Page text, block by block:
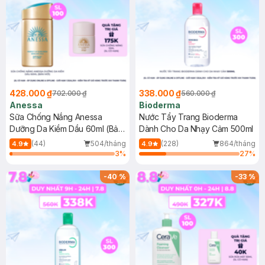
428.000 ₫702.000 ₫
Anessa
Sữa Chống Nắng Anessa
Dưỡng Da Kiềm Dầu 60ml (Bản
Mới)
4.9 (44)
504/tháng
3%
338.000 ₫560.000 ₫
Bioderma
Nước Tẩy Trang Bioderma
Dành Cho Da Nhạy Cảm 500ml
4.9 (228)
864/tháng
27%
-40% -33%